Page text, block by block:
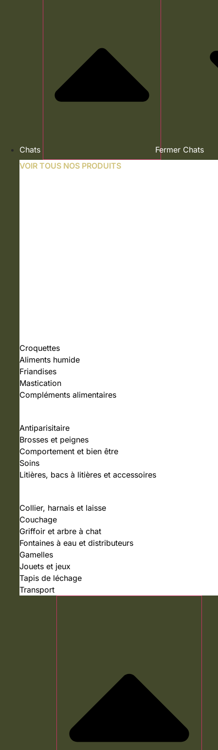
Chats
Fermer Chats
VOIR TOUS NOS PRODUITS
Croquettes
Aliments humide
Friandises
Mastication
Compléments alimentaires
Antiparisitaire
Brosses et peignes
Comportement et bien être
Soins
Litières, bacs à litières et accessoires
Collier, harnais et laisse
Couchage
Griffoir et arbre à chat
Fontaines à eau et distributeurs
Gamelles
Jouets et jeux
Tapis de léchage
Transport